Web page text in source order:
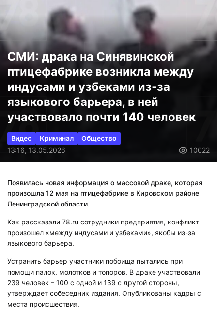
СМИ: драка на Синявинской
птицефабрике возникла между
индусами и узбеками из-за
языкового барьера, в ней
участвовало почти 140 человек
Видео Криминал
Общество
13:16, 13.05.2026
10022
Появилась новая информация о массовой драке, которая
произошла 12 мая на птицефабрике в Кировском районе
Ленинградской области.
Как рассказали 78.ru сотрудники предприятия, конфликт
произошел «между индусами и узбеками», якобы из-за
языкового барьера.
Устранить барьер участники побоища пытались при
помощи палок, молотков и топоров. В драке участвовали
239 человек – 100 с одной и 139 с другой стороны,
утверждает собеседник издания. Опубликованы кадры с
места происшествия.